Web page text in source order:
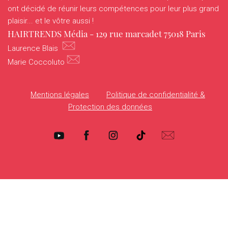
HOTTRENDS
VANITYHAIR
ont décidé de réunir leurs compétences pour leur plus grand
plaisir... et le vôtre aussi !
HAIRTRENDS Média - 129 rue marcadet 75018 Paris
Laurence Blais
Marie Coccoluto
Mentions légales
Politique de confidentialité &
Protection des données